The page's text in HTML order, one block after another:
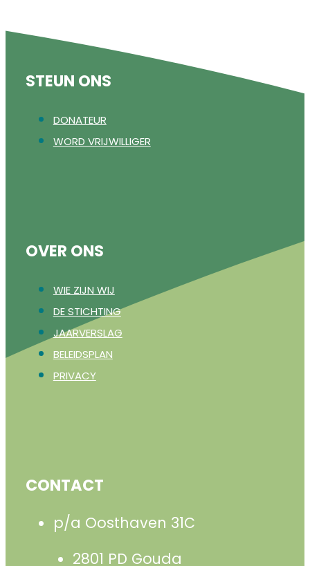
STEUN ONS
DONATEUR
WORD VRIJWILLIGER
OVER ONS
WIE ZIJN WIJ
DE STICHTING
JAARVERSLAG
BELEIDSPLAN
PRIVACY
CONTACT
p/a Oosthaven 31C
2801 PD Gouda